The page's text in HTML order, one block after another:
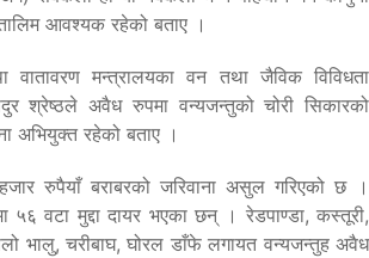
तालिम आवश्यक रहेको बताए ।
वातावरण मन्त्रालयका वन तथा जैविक विविधता
श्रेष्ठले अवैध रुपमा वन्यजन्तुको चोरी सिकारको
अभियुक्त रहेको बताए ।
रुपैयाँ बराबरको जरिवाना असुल गरिएको छ ।
५६ वटा मुद्दा दायर भएका छन् । रेडपाण्डा, कस्तूरी,
भालु, चरीबाघ, घोरल डाँफे लगायत वन्यजन्तुह अवैध